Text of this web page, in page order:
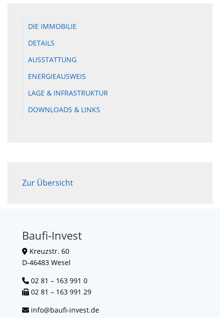
DIE IMMOBILIE
DETAILS
AUSSTATTUNG
ENERGIEAUSWEIS
LAGE & INFRASTRUKTUR
DOWNLOADS & LINKS
Zur Übersicht
Baufi-Invest
Kreuzstr. 60
D-46483 Wesel
02 81 – 163 991 0
02 81 – 163 991 29
info@baufi-invest.de